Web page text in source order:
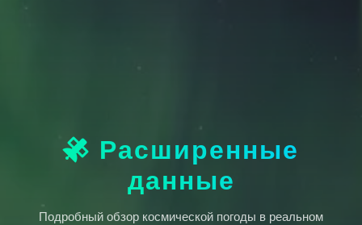
Расширенные
данные
Подробный обзор космической погоды в реальном